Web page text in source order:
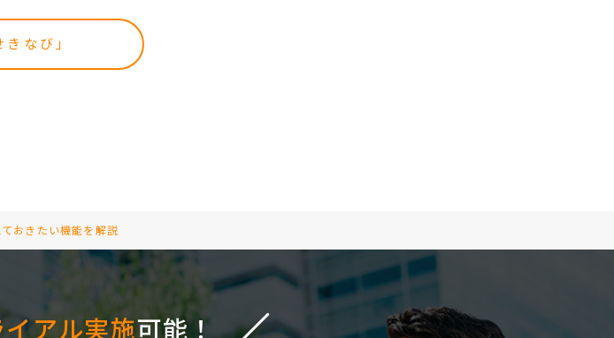
なび」
おきたい機能を解説
アル実施可能！